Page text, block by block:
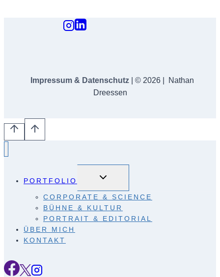
Impressum & Datenschutz| © 2026 | Nathan
Dreessen
PORTFOLIO
umschalten
CORPORATE & SCIENCE
BÜHNE & KULTUR
PORTRAIT & EDITORIAL
ÜBER MICH
KONTAKT